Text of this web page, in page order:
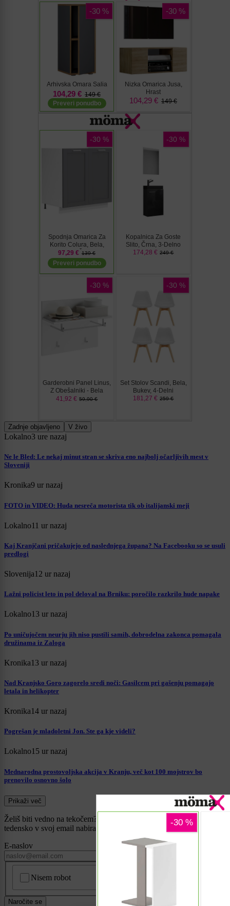
Zadnje objavljeno V živo
Lokalno3 ure nazaj
Ne le Bled: Le nekaj minut stran se skriva eno najbolj očarljivih mest v
Sloveniji
Kronika9 ur nazaj
FOTO in VIDEO: Huda nesreča motorista tik ob italijanski meji
Lokalno11 ur nazaj
Kaj Kranjčani pričakujejo od naslednjega župana? Na Facebooku so se usuli
predlogi
Slovenija12 ur nazaj
Lažni policist leto in pol deloval na Brniku: poročilo razkrilo hude napake
Lokalno13 ur nazaj
Po uničujočem neurju jih niso pustili samih, dobrodelna zakonca pomagala
družinama iz Zaloga
Kronika13 ur nazaj
Nad Kranjsko Goro zagorelo sredi noči: Gasilcem pri gašenju pomagajo
letala in helikopter
Kronika14 ur nazaj
Pogrešan je mladoletni Jon. Ste ga kje videli?
Lokalno15 ur nazaj
Mednarodna prostovoljska akcija v Kranju, več kot 100 mojstrov bo
prenovilo osnovno šolo
Prikaži več
Želiš biti vedno na tekočem? Prijavi se na novice in dvakrat
tedensko v svoj email nabiralnik prejmi pregled svežih novic.
E-naslov
Nisem robot
Naročite se